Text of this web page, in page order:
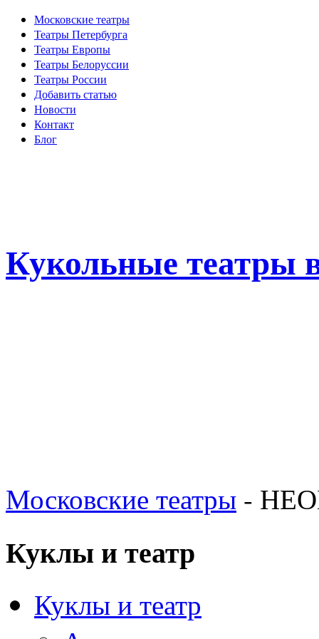
Московские театры
Театры Петербурга
Театры Европы
Театры Белоруссии
Театры России
Добавить статью
Новости
Контакт
Блог
Кукольные театры
Московские театры -
Куклы и театр
Куклы и театр